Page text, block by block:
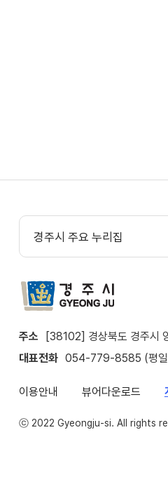
경주시 주요 누리집
주소
[38102] 경상북도 경주시
대표전화 054-779-8585 (평일
이용안내 뷰어다운로드
ⓒ 2022 Gyeongju-si. All rights